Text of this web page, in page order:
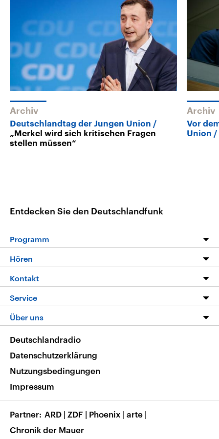
Archiv
Deutschlandtag der Jungen Union
„Merkel wird sich kritischen Fragen
stellen müssen“
Archiv
Vor
Union
Entdecken Sie den Deutschlandfunk
Programm
Programm
Die Nachrichten
Nachrichtenleicht
Neue Beiträge auf dlf.de
Hören
Livestream
Podcasts
Deutschlandfunk App
Nachrichten App
Frequenzen
Kontakt
Hörerservice
Service
FAQ
Veranstaltungen
Musikliste
RSS
Über uns
Barrierefreiheit
Deutschlandradio
Datenschutzerklärung
Nutzungsbedingungen
Impressum
Partner ARD | ZDF | Phoenix | arte |
Chronik der Mauer